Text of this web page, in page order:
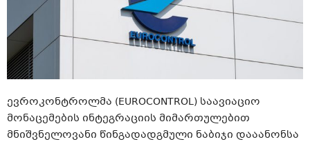
ევროკონტროლმა (EUROCONTROL) საავიაციო
მონაცემების ინტეგრაციის მიმართულებით
მნიშვნელოვანი წინგადადგმული ნაბიჯი დააანონსა